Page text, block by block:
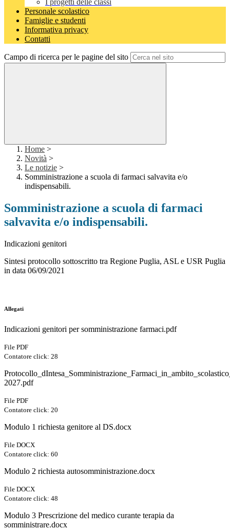
I progetti delle classi
Personale scolastico
Famiglie e studenti
Informativa privacy
Contatti
Campo di ricerca per le pagine del sito
Home >
Novità >
Le notizie >
Somministrazione a scuola di farmaci salvavita e/o
indispensabili.
Somministrazione a scuola di farmaci
salvavita e/o indispensabili.
Indicazioni genitori
Sintesi protocollo sottoscritto tra Regione Puglia, ASL e USR Puglia
in data 06/09/2021
Allegati
Indicazioni genitori per somministrazione farmaci.pdf
File PDF
Contatore click: 28
2027.pdf
File PDF
Contatore click: 20
Modulo 1 richiesta genitore al DS.docx
File DOCX
Contatore click: 60
Modulo 2 richiesta autosomministrazione.docx
File DOCX
Contatore click: 48
Modulo 3 Prescrizione del medico curante terapia da
somministrare.docx